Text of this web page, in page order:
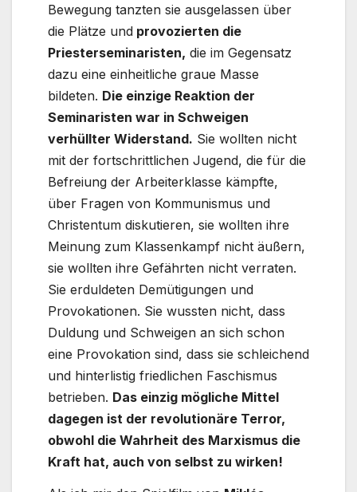
Bewegung tanzten sie ausgelassen über
die Plätze und provozierten die
Priesterseminaristen, die im Gegensatz
dazu eine einheitliche graue Masse
bildeten. Die einzige Reaktion der
Seminaristen war in Schweigen
verhüllter Widerstand. Sie wollten nicht
mit der fortschrittlichen Jugend, die für die
Befreiung der Arbeiterklasse kämpfte,
über Fragen von Kommunismus und
Christentum diskutieren, sie wollten ihre
Meinung zum Klassenkampf nicht äußern,
sie wollten ihre Gefährten nicht verraten.
Sie erduldeten Demütigungen und
Provokationen. Sie wussten nicht, dass
Duldung und Schweigen an sich schon
eine Provokation sind, dass sie schleichend
und hinterlistig friedlichen Faschismus
betrieben. Das einzig mögliche Mittel
dagegen ist der revolutionäre Terror,
obwohl die Wahrheit des Marxismus die
Kraft hat, auch von selbst zu wirken!